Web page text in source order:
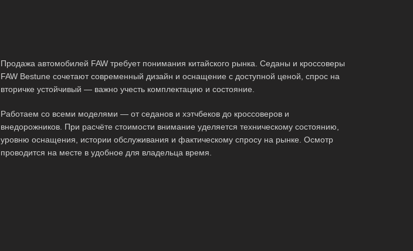
Продажа автомобилей FAW требует понимания китайского рынка. Седаны и кроссоверы
FAW Bestune сочетают современный дизайн и оснащение с доступной ценой, спрос на
вторичке устойчивый — важно учесть комплектацию и состояние.
Работаем со всеми моделями — от седанов и хэтчбеков до кроссоверов и
внедорожников. При расчёте стоимости внимание уделяется техническому состоянию,
уровню оснащения, истории обслуживания и фактическому спросу на рынке. Осмотр
проводится на месте в удобное для владельца время.